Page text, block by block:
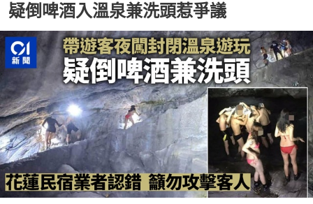
疑倒啤酒入溫泉兼洗頭惹爭議